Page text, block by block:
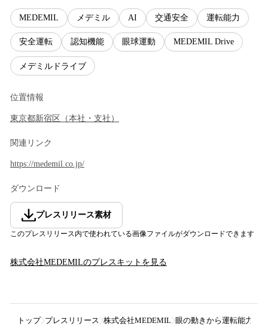
MEDEMIL メデミル AI 交通安全 運転能力
安全運転 認知機能 眼球運動 MEDEMIL Drive
メデミルドライブ
位置情報
東京都新宿区 （本社・支社 ）
関連リンク
https://medemil.co.jp/
ダウンロード
プレスリリース素材
このプレスリリース内で使われている画像ファイルがダウンロードできます
株式会社MEDEMILのプレスキットを見る
トップ プレスリリース 株式会社MEDEMIL 眼の動きから運転能力を